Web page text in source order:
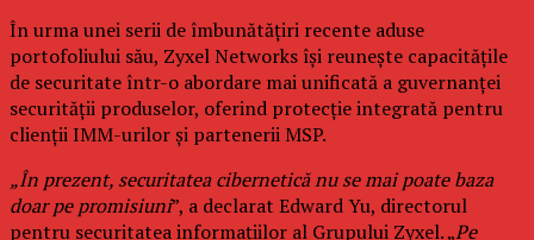
În urma unei serii de îmbunătățiri recente aduse
portofoliului său, Zyxel Networks își reunește capacitățile
de securitate într-o abordare mai unificată a guvernanței
securității produselor, oferind protecție integrată pentru
clienții IMM-urilor și partenerii MSP.
„În prezent, securitatea cibernetică nu se mai poate baza
doar pe promisiuni”, a declarat Edward Yu, directorul
pentru securitatea informațiilor al Grupului Zyxel. „Pe